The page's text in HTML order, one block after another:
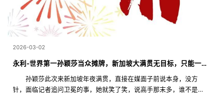
2026-03-02
永利-世界第一孙颖莎当众摊牌，新加坡大满贯无目标，只能一场场啃下来
孙颖莎此次来新加坡年夜满贯，直接在媒面子前说本身，没方
针，面临记者追问卫冕的事，她就笑了笑，说高手那末多，谁不是得